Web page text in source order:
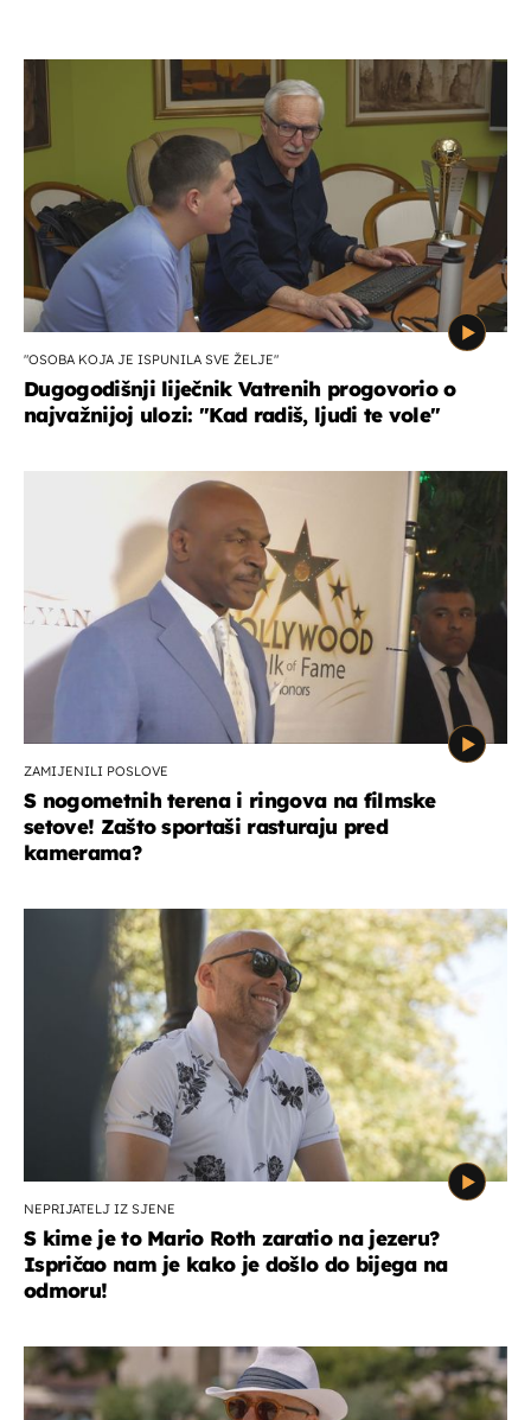
"OSOBA KOJA JE ISPUNILA SVE ŽELJE"
Dugogodišnji liječnik Vatrenih progovorio o
najvažnijoj ulozi: "Kad radiš, ljudi te vole"
ZAMIJENILI POSLOVE
S nogometnih terena i ringova na filmske
setove! Zašto sportaši rasturaju pred
kamerama?
NEPRIJATELJ IZ SJENE
S kime je to Mario Roth zaratio na jezeru?
Ispričao nam je kako je došlo do bijega na
odmoru!